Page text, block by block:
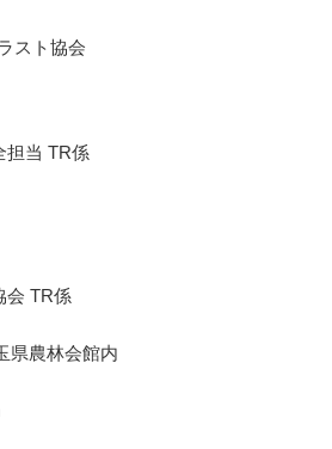
スト協会
担当 TR係
会 TR係
県農林会館内